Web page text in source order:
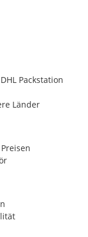
Packstation
Länder